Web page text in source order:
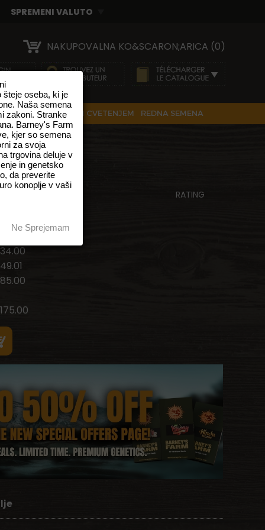
NAKUPOVALNA KO&SCARON;ARICA (0)
S SAMODEJNIM CVETENJEM REDNA SEMENA
RATING
šteje oseba, ki je
Naša semena
zakoni. Stranke
Barney's Farm
kjer so semena
za svoja
trgovina deluje v
in genetsko
da preverite
konoplje v vaši
Ne Sprejemam